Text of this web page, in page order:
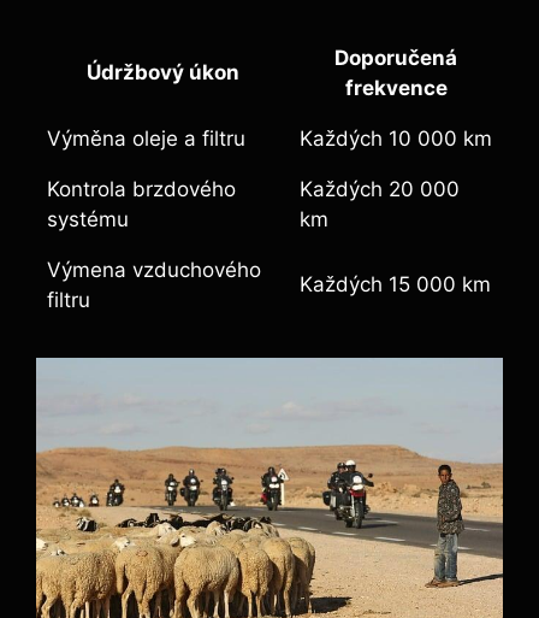
Údržbový úkon
Doporučená
frekvence
Výměna oleje a filtru Každých 10 000 km
Kontrola brzdového
systému
Každých 20 000
km
Výmena vzduchového
filtru
Každých 15 000 km